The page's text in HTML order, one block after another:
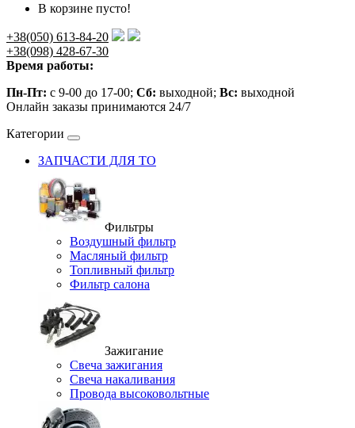
В корзине пусто!
+38(050) 613-84-20
+38(098) 428-67-30
Время работы:
Пн-Пт: с 9-00 до 17-00; Сб: выходной; Вс: выходной
Онлайн заказы принимаются 24/7
Категории
ЗАПЧАСТИ ДЛЯ ТО
Фильтры
Воздушный фильтр
Масляный фильтр
Топливный фильтр
Фильтр салона
Зажигание
Свеча зажигания
Свеча накаливания
Провода высоковольтные